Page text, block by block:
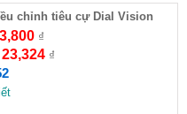
chỉnh tiêu cự Dial Vision
₫
23,324₫